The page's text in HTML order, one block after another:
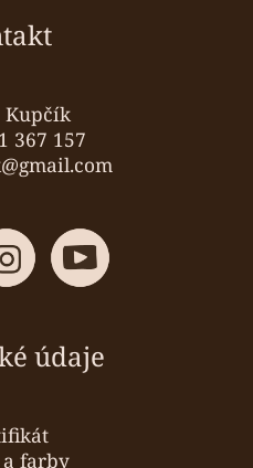
Kupčík
367 157
údaje
farby